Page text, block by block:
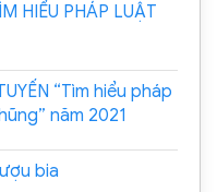
HIỂU PHÁP LUẬT
“Tìm hiểu pháp
năm 2021
bia